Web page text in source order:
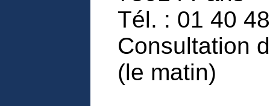
Tél. : 01 40
Consultation
(le matin)